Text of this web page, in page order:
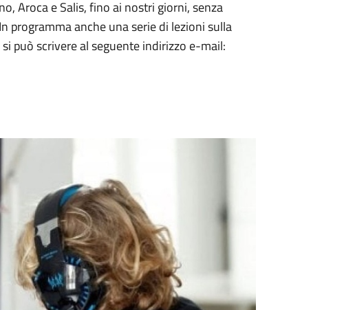
Aroca e Salis, fino ai nostri giorni, senza
programma anche una serie di lezioni sulla
può scrivere al seguente indirizzo e-mail: